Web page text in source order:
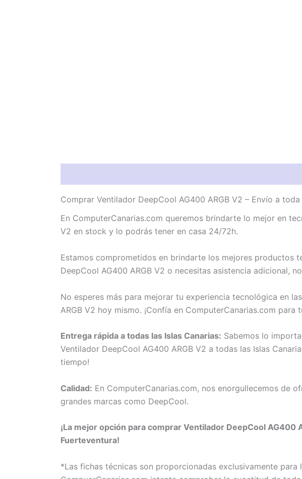
Comprar Ventilador DeepCool AG400 ARGB V2 – Envío a toda
En ComputerCanarias.com queremos brindarte lo mejor en
V2 en stock y lo podrás tener en casa 24/72h.
Estamos comprometidos en brindarte los mejores productos
DeepCool AG400 ARGB V2 o necesitas asistencia adicional,
No esperes más para mejorar tu experiencia tecnológica en
ARGB V2 hoy mismo. ¡Confía en ComputerCanarias.com para
Entrega rápida a todas las Islas Canarias: Sabemos lo
Ventilador DeepCool AG400 ARGB V2 a todas las Islas
tiempo!
Calidad: En ComputerCanarias.com, nos enorgullecemos de
grandes marcas como DeepCool.
¡La mejor opción para comprar Ventilador DeepCool AG400
Fuerteventura!
*Las fichas técnicas son proporcionadas exclusivamente